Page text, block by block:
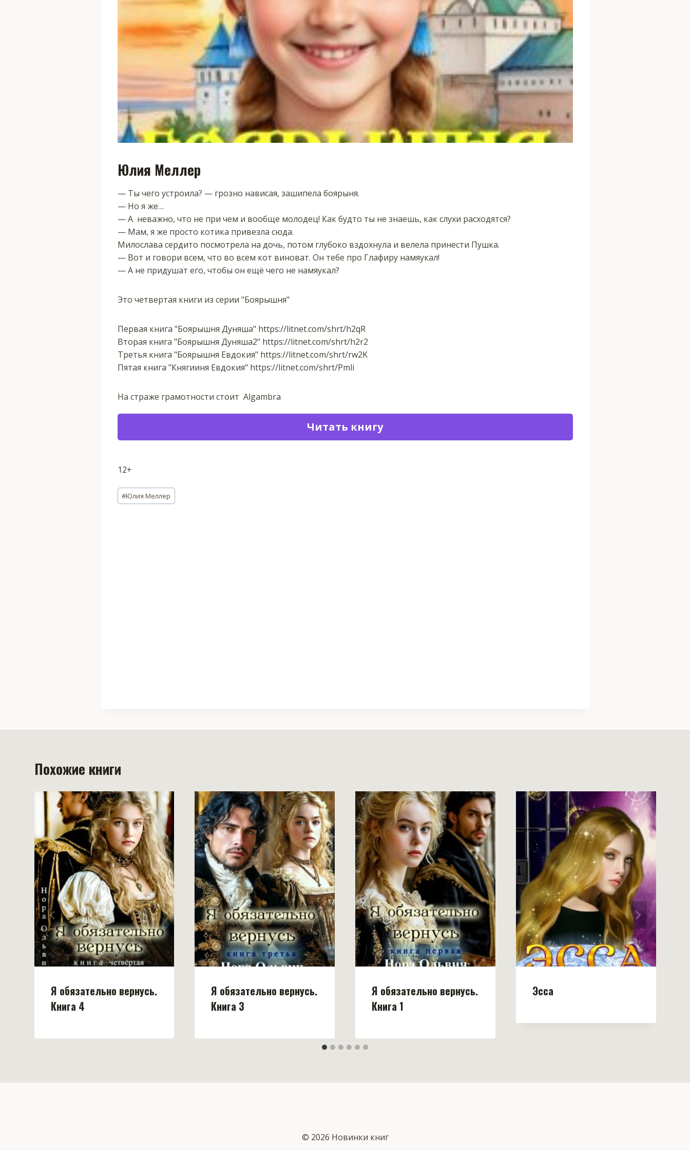
Юлия Меллер
— Ты чего устроила? — грозно нависая, зашипела боярыня.
— Но я же…
— А неважно, что не при чем и вообще молодец! Как будто ты не знаешь, как слухи расходятся?
— Мам, я же просто котика привезла сюда.
Милослава сердито посмотрела на дочь, потом глубоко вздохнула и велела принести Пушка.
— Вот и говори всем, что во всем кот виноват. Он тебе про Глафиру намяукал!
— А не придушат его, чтобы он ещё чего не намяукал?
Это четвертая книги из серии "Боярышня"
Первая книга "Боярышня Дуняша" https://litnet.com/shrt/h2qR
Вторая книга "Боярышня Дуняша2" https://litnet.com/shrt/h2r2
Третья книга "Боярышня Евдокия" https://litnet.com/shrt/rw2K
Пятая книга "Княгииня Евдокия" https://litnet.com/shrt/Pmli
На страже грамотности стоит Algambra
Читать книгу
12+
Метки
записи:
#Юлия Меллер
Похожие книги
Я обязательно вернусь.
Книга 4
Я обязательно вернусь.
Книга 3
Я обязательно вернусь.
Книга 1
Эсса
© 2026 Новинки книг